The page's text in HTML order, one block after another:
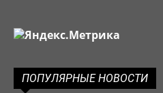
ПОПУЛЯРНЫЕ НОВОСТИ